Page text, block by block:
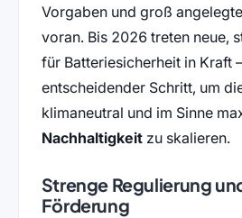
Vorgaben und groß
voran. Bis 2026 treten neue,
für Batteriesicherheit in Kraft
entscheidender Schritt, um
klimaneutral und im Sinne
Nachhaltigkeitzu skalieren.
Strenge Regulierung
Förderung